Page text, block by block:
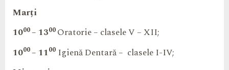
Marți
1000– 1300 Oratorie – clasele V – XII;
1000– 1100 Igienă Dentară – clasele I-IV;